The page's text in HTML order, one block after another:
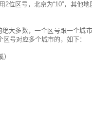
位区号，北京为“10”，其他
大多数，一个区号跟一个城
号对应多个城市的，如下：